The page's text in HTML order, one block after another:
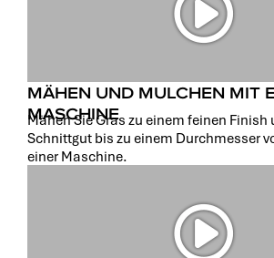
MÄHEN UND MULCHEN MIT
MASCHINE
Mähen Sie Gras zu einem feinen
Schnittgut bis zu einem Durchmesser
einer Maschine.